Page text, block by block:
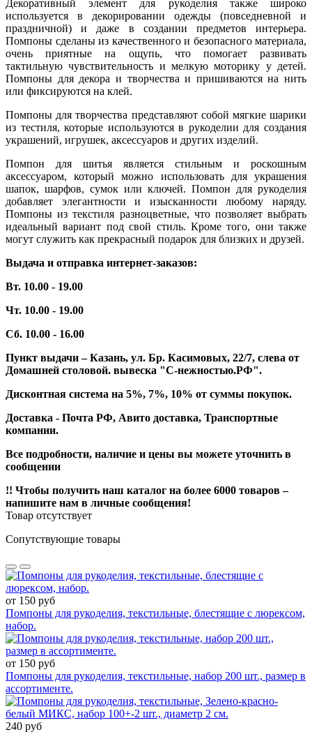
Декоративный элемент для рукоделия также широко
используется в декорировании одежды (повседневной и
праздничной) и даже в создании предметов интерьера.
Помпоны сделаны из качественного и безопасного материала,
очень приятные на ощупь, что помогает развивать
тактильную чувствительность и мелкую моторику у детей.
Помпоны для декора и творчества и пришиваются на нить
или фиксируются на клей.
Помпоны для творчества представляют собой мягкие шарики
из тестиля, которые используются в рукоделии для создания
украшений, игрушек, аксессуаров и других изделий.
Помпон для шитья является стильным и роскошным
аксессуаром, который можно использовать для украшения
шапок, шарфов, сумок или ключей. Помпон для рукоделия
добавляет элегантности и изысканности любому наряду.
Помпоны из текстиля разноцветные, что позволяет выбрать
идеальный вариант под свой стиль. Кроме того, они также
могут служить как прекрасный подарок для близких и друзей.
Выдача и отправка интернет-заказов:
Вт. 10.00 - 19.00
Чт. 10.00 - 19.00
Сб. 10.00 - 16.00
Пункт выдачи – Казань, ул. Бр. Касимовых, 22/7, слева от
Домашней столовой. вывеска "С-нежностью.РФ".
Дисконтная система на 5%, 7%, 10% от суммы покупок.
Доставка - Почта РФ, Авито доставка, Транспортные
компании.
Все подробности, наличие и цены вы можете уточнить в
сообщении
!! Чтобы получить наш каталог на более 6000 товаров –
напишите нам в личные сообщения!
Товар отсутствует
Сопутствующие товары
от 150 руб
Помпоны для рукоделия, текстильные, блестящие с люрексом,
набор.
от 150 руб
Помпоны для рукоделия, текстильные, набор 200 шт., размер в
ассортименте.
240 руб